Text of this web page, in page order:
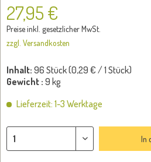
27,95 €
Preise inkl. gesetzlicher MwSt.
zzgl. Versandkosten
Inhalt: 96 Stück (0,29 € / 1 Stück)
Gewicht : 9 kg
Lieferzeit: 1-3 Werktage
In